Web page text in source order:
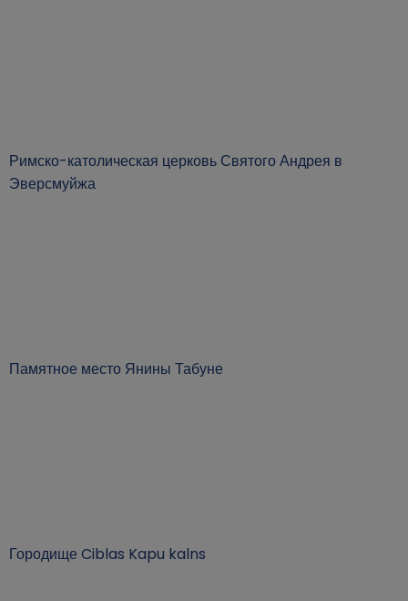
Римско-католическая церковь Святого Андрея в
Эверсмуйжа
Памятное место Янины Табуне
Городище Ciblas Kapu kalns